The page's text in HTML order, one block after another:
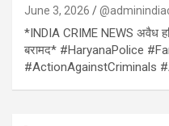
June 3, 2026
*INDIA CRIME NEWS अवैध
बरामद* #HaryanaPolice
#ActionAgainstCriminals